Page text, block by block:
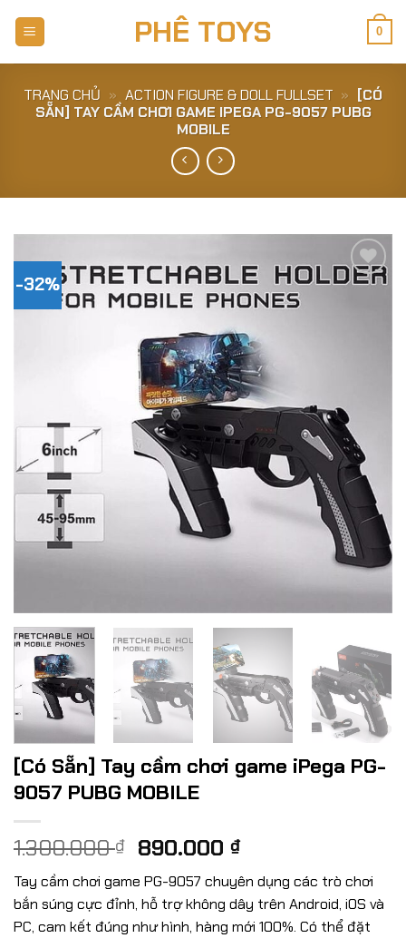
PHÊ TOYS 0
TRANG CHỦ » ACTION FIGURE & DOLL FULLSET »
[CÓ
SẴN] TAY CẦM CHƠI GAME IPEGA PG-9057 PUBG
MOBILE
-32%
[Có Sẵn] Tay cầm chơi game iPega PG-
9057 PUBG MOBILE
1.300.000₫ Original
was:
1.300.000 ₫.
890.000 ₫Current
is:
890.000 ₫.
Tay cầm chơi game PG-9057 chuyên dụng các trò chơi
bắn súng cực đỉnh, hỗ trợ không dây trên Android, iOS và
PC, cam kết đúng như hình, hàng mới 100%. Có thể đặt